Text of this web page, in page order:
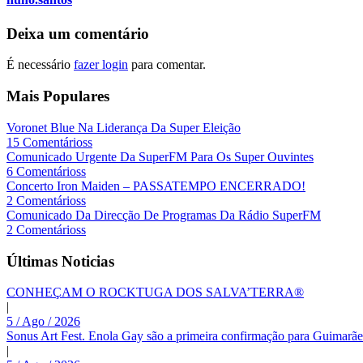
Deixa um comentário
É necessário fazer login para comentar.
Mais Populares
Voronet Blue Na Liderança Da Super Eleição
15 Comentárioss
Comunicado Urgente Da SuperFM Para Os Super Ouvintes
6 Comentárioss
Concerto Iron Maiden – PASSATEMPO ENCERRADO!
2 Comentárioss
Comunicado Da Direcção De Programas Da Rádio SuperFM
2 Comentárioss
Últimas Noticias
CONHEÇAM O ROCKTUGA DOS SALVA’TERRA®
|
5 / Ago / 2026
Sonus Art Fest. Enola Gay são a primeira confirmação para
|